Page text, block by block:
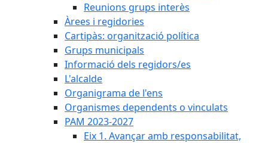
Reunions grups interès
Àrees i regidories
Cartipàs: organització política
Grups municipals
Informació dels regidors/es
L'alcalde
Organigrama de l'ens
Organismes dependents o vinculats
PAM 2023-2027
Eix 1. Avançar amb responsabilitat,